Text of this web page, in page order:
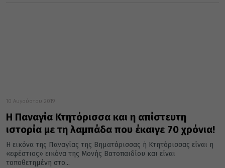
10 Αυγούστου 2019
Η Παναγία Κτητόρισσα και η απίστευτη
ιστορία με τη λαμπάδα που έκαιγε 70 χρόνια!
Η εικόνα της Παναγίας της Βηματάρισσας ή Κτητόρισσας είναι η
«εφέστιος» εικόνα της Μονής Βατοπαιδίου και είναι
τοποθετημένη στο...